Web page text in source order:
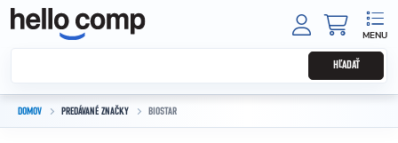
Prejsť na obsah
HĽADAŤ
DOMOV PREDÁVANÉ ZNAČKY BIOSTAR